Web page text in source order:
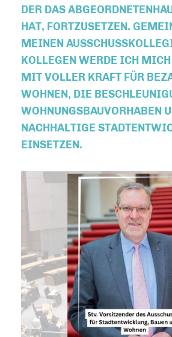
DER DAS
HAT, FORTZUSETZEN.
MEINEN
KOLLEGEN WERDE ICH
MIT VOLLER KRAFT FÜR
WOHNEN, DIE
WOHNUNGSBAUVORHABEN
NACHHALTIGE
EINSETZEN.